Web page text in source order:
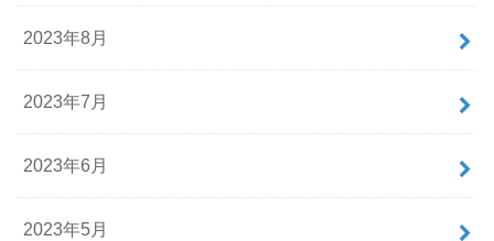
2023年8月
2023年7月
2023年6月
2023年5月